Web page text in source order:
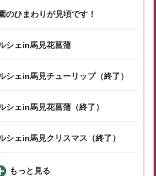
のひまわりが見頃です！
シェin馬見花菖蒲
シェin馬見チューリップ（終了）
シェin馬見花菖蒲（終了）
シェin馬見クリスマス（終了）
もっと見る